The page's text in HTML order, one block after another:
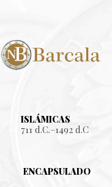
ISLÁMICAS
711 d.C.–1492 d.C
ENCAPSULADO